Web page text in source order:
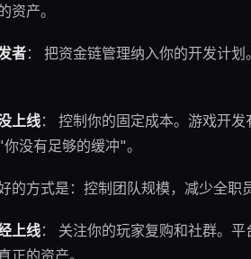
资产。
者： 把资金链管理纳入你的开发计
上线： 控制你的固定成本。游戏开
没有足够的缓冲"。
的方式是：控制团队规模，减少全
上线： 关注你的玩家复购和社群。